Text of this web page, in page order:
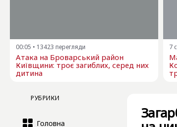
00:05 • 13423 перегляди
Атака на Броварський район
Київщини: троє загиблих, серед них
дитина
7
РУБРИКИ
Головна